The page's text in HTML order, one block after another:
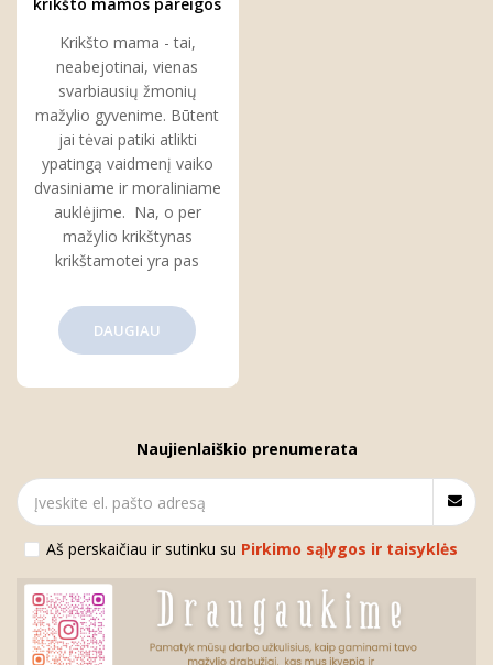
Krikšto mama - tai,
neabejotinai, vienas
svarbiausių žmonių
mažylio gyvenime. Būtent
jai tėvai patiki atlikti
ypatingą vaidmenį vaiko
dvasiniame ir moraliniame
auklėjime. Na, o per
mažylio krikštynas
krikštamotei yra pas
DAUGIAU
Naujienlaiškio prenumerata
Aš perskaičiau ir sutinku su Pirkimo sąlygos ir taisyklės